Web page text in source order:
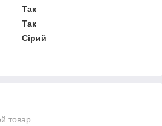
Так
Так
Сірий
товар